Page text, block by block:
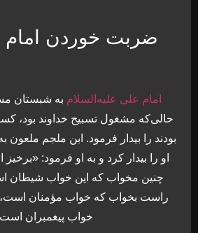
ضربت خوردن
امام علی علیه‌السلام به شبستان
حالی‌که مشغول تسبیح خداوند بود،
بودند را بیدار فرمود. ابن ملجم ملعون
او را بیدار کرد و به او فرمود:
چنین مخواب که این خواب شیطان
راست بخواب که خواب مؤمنان است،
خواب پیغمبران